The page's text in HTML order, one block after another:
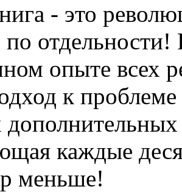
- это
по
опыте
к
каждые
меньше!